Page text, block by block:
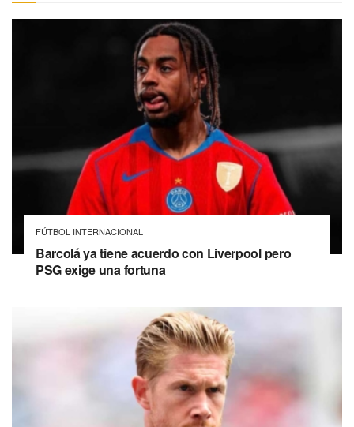
FÚTBOL INTERNACIONAL
Barcolá ya tiene acuerdo con Liverpool pero
PSG exige una fortuna